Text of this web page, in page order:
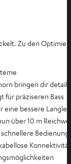
Zu den
bringen dir
für präziseren Bass
eine bessere
über 10 m
schnellere